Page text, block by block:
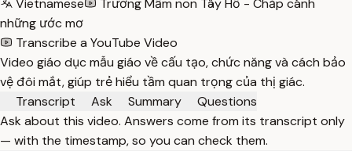
Vietnamese
Trường Mầm non Tây Hồ - Chắp cánh
những ước mơ
Transcribe a YouTube Video
Video giáo dục mẫu giáo về cấu tạo, chức năng và cách bảo
vệ đôi mắt, giúp trẻ hiểu tầm quan trọng của thị giác.
Transcript
Ask Summary
Questions
Ask about this video. Answers come from its transcript only
— with the timestamp, so you can check them.